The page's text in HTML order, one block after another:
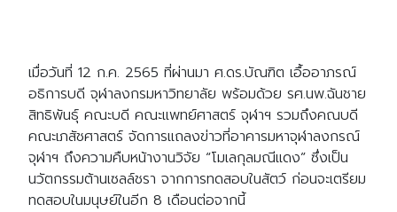
เมื่อวันที่ 12 ก.ค. 2565 ที่ผ่านมา ศ.ดร.บัณฑิต เอื้ออาภรณ์
อธิการบดี จุฬาลงกรมหาวิทยาลัย พร้อมด้วย รศ.นพ.ฉันชาย
สิทธิพันธุ์ คณะบดี คณะแพทย์ศาสตร์ จุฬาฯ รวมถึงคณบดี
คณะเภสัชศาสตร์ จัดการแถลงข่าวที่อาคารมหาจุฬาลงกรณ์
จุฬาฯ ถึงความคืบหน้างานวิจัย “โมเลกุลมณีแดง” ซึ่งเป็น
นวัตกรรมต้านเซลล์ชรา จากการทดสอบในสัตว์ ก่อนจะเตรียม
ทดสอบในมนุษย์ในอีก 8 เดือนต่อจากนี้